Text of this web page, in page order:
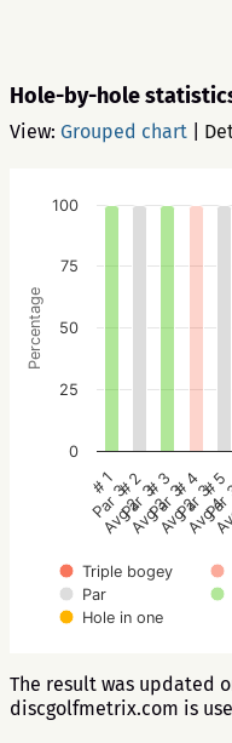
Hole-by-hole
View: Grouped chart
Percentage
Triple bogey
Par
Hole in one
# 1
Par 3
Avg 2
# 3
Par 3
Avg 2
# 5
# 2
Par 3
Avg 3
# 4
Par 3
Avg 4
0
25
50
75
100
The result was updated
discgolfmetrix.com is